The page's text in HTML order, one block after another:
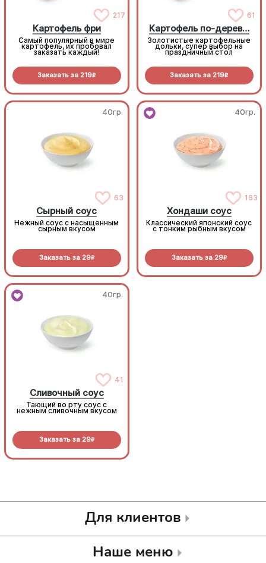
217
Картофель фри
Самый популярный в мире
картофель, их пробовал
заказать каждый!
Заказать за 219R
61
Картофель по-деревенски
Золотистые картофельные
дольки, супер выбор на
праздничный стол
Заказать за 219R
40гр.
63
Сырный соус
Нежный соус с насыщенным
сырным вкусом
Заказать за 29R
40гр.
163
Хондаши соус
Классический японский соус
с тонким рыбным вкусом
Заказать за 29R
40гр.
41
Сливочный соус
Тающий во рту соус с
нежным сливочным вкусом
Заказать за 29R
Для клиентов
Наше меню